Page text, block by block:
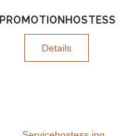
PROMOTIONHOSTESS
Details